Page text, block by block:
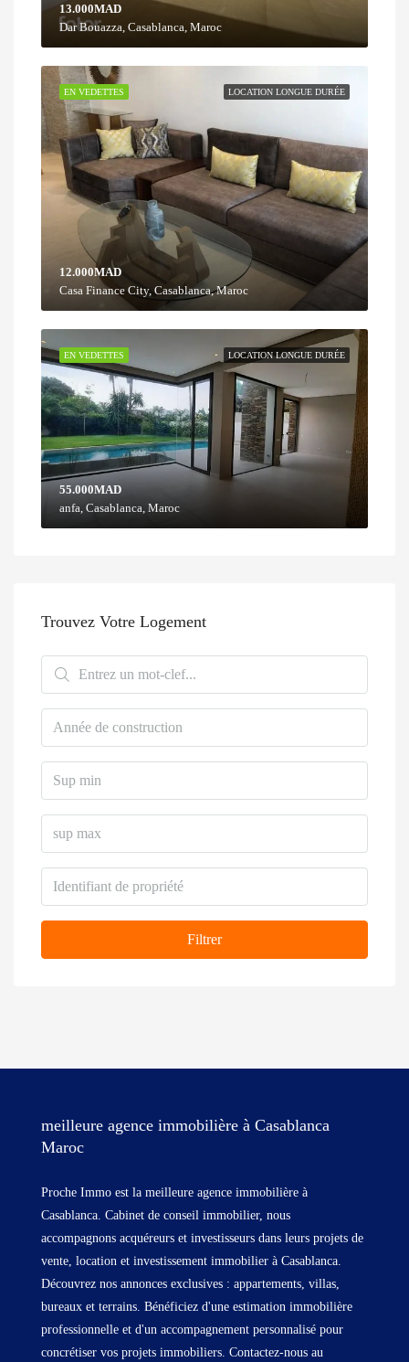
13.000MAD
Dar Bouazza, Casablanca, Maroc
LOCATION LONGUE DURÉE
EN VEDETTES
12.000MAD
Casa Finance City, Casablanca, Maroc
LOCATION LONGUE DURÉE
EN VEDETTES
55.000MAD
anfa, Casablanca, Maroc
Trouvez Votre Logement
Filtrer
meilleure agence immobilière à Casablanca
Maroc
Proche Immo est la meilleure agence immobilière à
Casablanca. Cabinet de conseil immobilier, nous
accompagnons acquéreurs et investisseurs dans leurs projets de
vente, location et investissement immobilier à Casablanca.
Découvrez nos annonces exclusives : appartements, villas,
bureaux et terrains. Bénéficiez d'une estimation immobilière
professionnelle et d'un accompagnement personnalisé pour
concrétiser vos projets immobiliers. Contactez-nous au